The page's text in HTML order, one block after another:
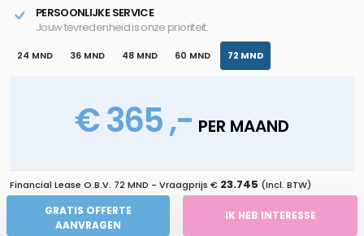
PERSOONLIJKE SERVICE
Jouw tevredenheid is onze prioriteit.
24 MND 36 MND 48 MND 60 MND 72 MND
€ 365 ,- PER MAAND
Financial Lease O.B.V. 72 MND - Vraagprijs € 23.745 (Incl. BTW)
GRATIS OFFERTE
AANVRAGEN
IK HEB INTERESSE